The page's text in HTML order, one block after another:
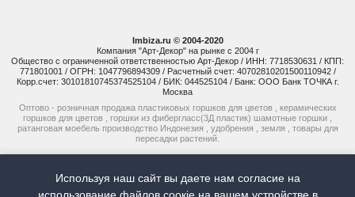
Imbiza.ru © 2004-2020
Компания "Арт-Декор" на рынке с 2004 г
Общество с ограниченной ответственностью Арт-Декор / ИНН: 7718530631 / КПП:
771801001 / ОГРН: 1047796894309 / Расчетный счет: 40702810201500110942 /
Корр.счет: 30101810745374525104 / БИК: 044525104 / Банк: ООО Банк ТОЧКА г.
Москва
Оптово - розничная продажа пластиковых горшков для цветов , керамических
горшков для цветов , горшки из фибергласс(3Д пластик) шамотные горшки ,
ратанговая моебель производство Индонезия , удобрения , земля , товары для
пересадки растений.
+7 (925) 514-77-74
+7 (926) 941-15-51
Используя наш сайт вы даете нам согласие на